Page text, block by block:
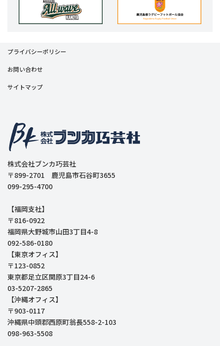
プライバシーポリシー
お問い合わせ
サイトマップ
株式会社ブンカ巧芸社
〒899-2701 鹿児島市石谷町3655
099-295-4700
【福岡支社】
〒816-0922
福岡県大野城市山田3丁目4-8
092-586-0180
【東京オフィス】
〒123-0852
東京都足立区関原3丁目24-6
03-5207-2865
【沖縄オフィス】
〒903-0117
沖縄県中頭郡西原町翁長558-2-103
098-963-5508